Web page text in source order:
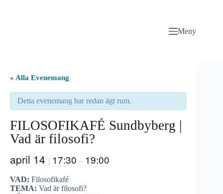
Meny
« Alla Evenemang
Detta evenemang har redan ägt rum.
FILOSOFIKAFÉ Sundbyberg |
Vad är filosofi?
april 14 | 17:30 – 19:00
VAD: Filosofikafé
TEMA: Vad är filosofi?